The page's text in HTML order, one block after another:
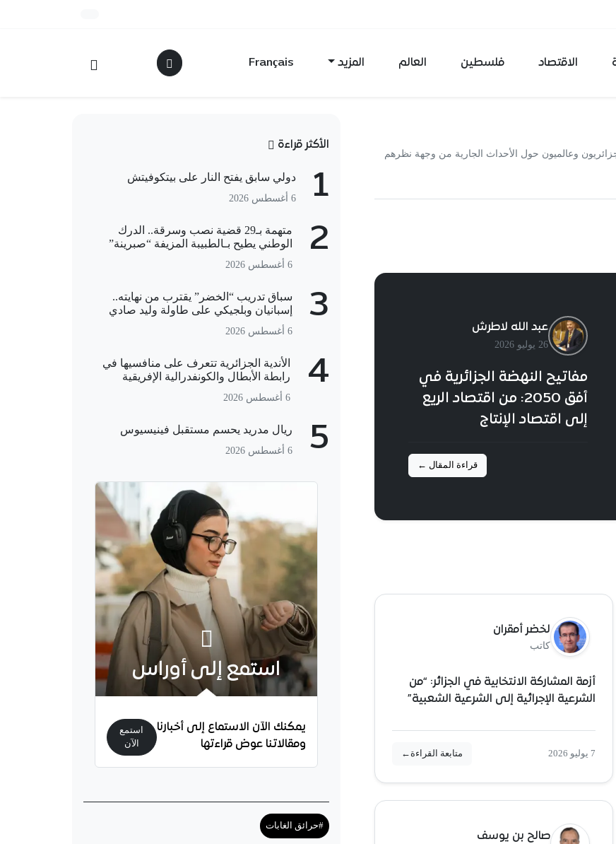
الاقتصاد فلسطين العالم المزيد Français
وعالميون حول الأحداث الجارية من وجهة نظرهم
عبد الله لاطرش
26 يوليو 2026
مفاتيح النهضة الجزائرية في
أفق 2050: من اقتصاد الريع
إلى اقتصاد الإنتاج
قراءة المقال ←
لخضر أمقران
كاتب
أزمة المشاركة الانتخابية في الجزائر: “من
الشرعية الإجرائية إلى الشرعية الشعبية”
7 يوليو 2026 متابعة القراءة ←
صالح بن يوسف
الأكثر قراءة
1 دولي سابق يفتح النار على بيتكوفيتش
6 أغسطس 2026
2
متهمة بـ29 قضية نصب وسرقة.. الدرك
الوطني يطيح بـالطبيبة المزيفة “صبرينة”
6 أغسطس 2026
3
سباق تدريب “الخضر” يقترب من نهايته..
إسبانيان وبلجيكي على طاولة وليد صادي
6 أغسطس 2026
4
الأندية الجزائرية تتعرف على منافسيها في
رابطة الأبطال والكونفدرالية الإفريقية
6 أغسطس 2026
5 ريال مدريد يحسم مستقبل فينيسيوس
6 أغسطس 2026
استمع إلى أوراس
يمكنك الآن الاستماع إلى أخبارنا
ومقالاتنا عوض قراءتها
استمع
الآن
#حرائق الغابات